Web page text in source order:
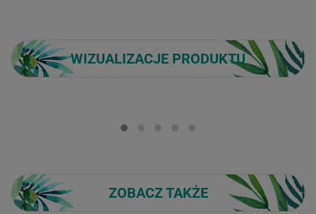
WIZUALIZACJE PRODUKTU
ZOBACZ TAKŻE